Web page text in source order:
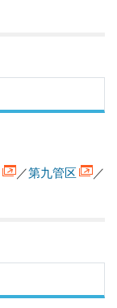
／第九管区
／